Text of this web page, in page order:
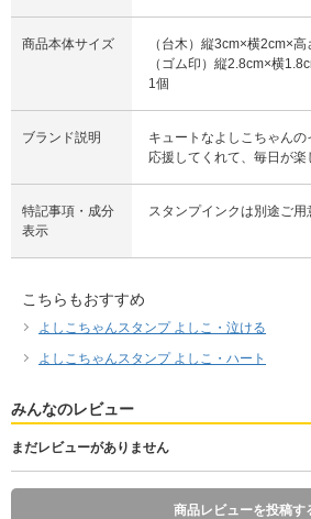
商品本体サイズ
（台木）縦3cm×横2cm×
（ゴム印）縦2.8cm×横
1個
ブランド説明
キュートなよしこちゃん
応援してくれて、毎日が楽
特記事項・成分
表示
スタンプインクは別途ご用
こちらもおすすめ
よしこちゃんスタンプ よしこ・泣ける
よしこちゃんスタンプ よしこ・ハート
みんなのレビュー
まだレビューがありません
商品レビューを投稿す